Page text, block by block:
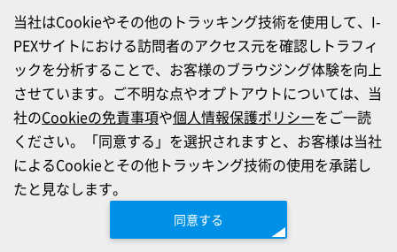
当社はCookieやその他のトラッキング技術を使用して、I-
PEXサイトにおける訪問者のアクセス元を確認しトラフィ
ックを分析することで、お客様のブラウジング体験を向上
させています。ご不明な点やオプトアウトについては、当
社のCookieの免責事項や個人情報保護ポリシーをご一読
ください。「同意する」を選択されますと、お客様は当社
によるCookieとその他トラッキング技術の使用を承諾し
たと見なします。
同意する
I-PEX
とうるたま、開発中の「三次元不織布集電体」搭載電
池パックを使用したマイクロドローンによる飛行テストで、
従来電池比約2倍・16分以上の航続時間を実現 「第66回
電池討論会 併設展示会」に出展
2025/11/17
プレスリリース
蓄電池システム
集電体
研究開発 エネルギー／脱炭素